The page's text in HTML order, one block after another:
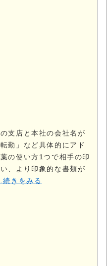
支店と本社の会社名が
勤」など具体的にアド
の使い方1つで相手の印
、より印象的な書類が
きをみる